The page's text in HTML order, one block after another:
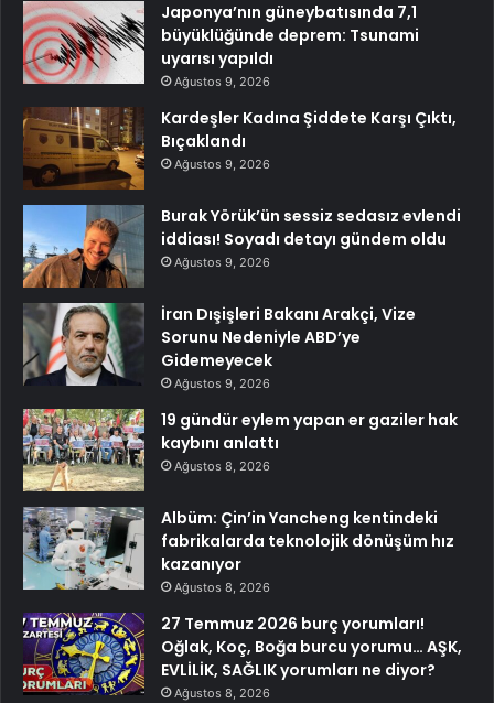
Japonya’nın güneybatısında 7,1
büyüklüğünde deprem: Tsunami
uyarısı yapıldı
Ağustos 9, 2026
Kardeşler Kadına Şiddete Karşı Çıktı,
Bıçaklandı
Ağustos 9, 2026
Burak Yörük’ün sessiz sedasız evlendi
iddiası! Soyadı detayı gündem oldu
Ağustos 9, 2026
İran Dışişleri Bakanı Arakçi, Vize
Sorunu Nedeniyle ABD’ye
Gidemeyecek
Ağustos 9, 2026
19 gündür eylem yapan er gaziler hak
kaybını anlattı
Ağustos 8, 2026
Albüm: Çin’in Yancheng kentindeki
fabrikalarda teknolojik dönüşüm hız
kazanıyor
Ağustos 8, 2026
27 Temmuz 2026 burç yorumları!
Oğlak, Koç, Boğa burcu yorumu… AŞK,
EVLİLİK, SAĞLIK yorumları ne diyor?
Ağustos 8, 2026